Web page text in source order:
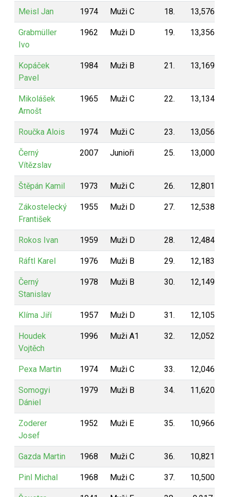
Meisl Jan 1974 Muži C 18. 13,576
Grabmüller
Ivo
1962 Muži D 19. 13,356
Kopáček
Pavel
1984 Muži B 21. 13,169
Mikolášek
Arnošt
1965 Muži C 22. 13,134
Roučka Alois 1974 Muži C 23. 13,056
Černý
Vítězslav
2007 Junioři 25. 13,000
Štěpán Kamil 1973 Muži C 26. 12,801
Zákostelecký
František
1955 Muži D 27. 12,538
Rokos Ivan 1959 Muži D 28. 12,484
Ráftl Karel 1976 Muži B 29. 12,183
Černý
Stanislav
1978 Muži B 30. 12,149
Klíma Jiří 1957 Muži D 31. 12,105
Houdek
Vojtěch
1996 Muži A1 32. 12,052
Pexa Martin 1974 Muži C 33. 12,046
Somogyi
Dániel
1979 Muži B 34. 11,620
Zoderer
Josef
1952 Muži E 35. 10,966
Gazda Martin 1968 Muži C 36. 10,821
Pinl Michal 1968 Muži C 37. 10,500